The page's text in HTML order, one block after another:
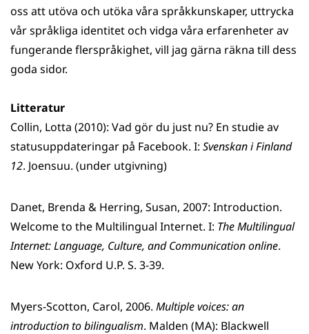
oss att utöva och utöka våra språkkunskaper, uttrycka
vår språkliga identitet och vidga våra erfarenheter av
fungerande flerspråkighet, vill jag gärna räkna till dess
goda sidor.
Litteratur
Collin, Lotta (2010): Vad gör du just nu? En studie av
statusuppdateringar på Facebook. I: Svenskan i Finland
12. Joensuu. (under utgivning)
Danet, Brenda & Herring, Susan, 2007: Introduction.
Welcome to the Multilingual Internet. I: TheMultilingual
Internet: Language, Culture, and Communication online.
New York: Oxford U.P. S. 3-39.
Myers-Scotton, Carol, 2006. Multiple voices: an
introduction to bilingualism. Malden (MA): Blackwell